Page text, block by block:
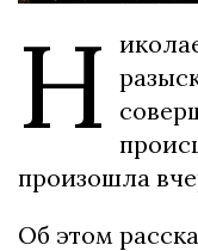
Н
произошла
Об этом